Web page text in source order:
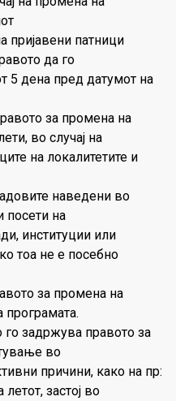
пријавени патници
да го
5 дена пред датумот на
за промена на
во случај на
на локалитетите и
наведени во
посети на
институции или
тоа не е посебно
за промена на
програмата.
го задржува правото за
во
причини, како на пр:
застој во